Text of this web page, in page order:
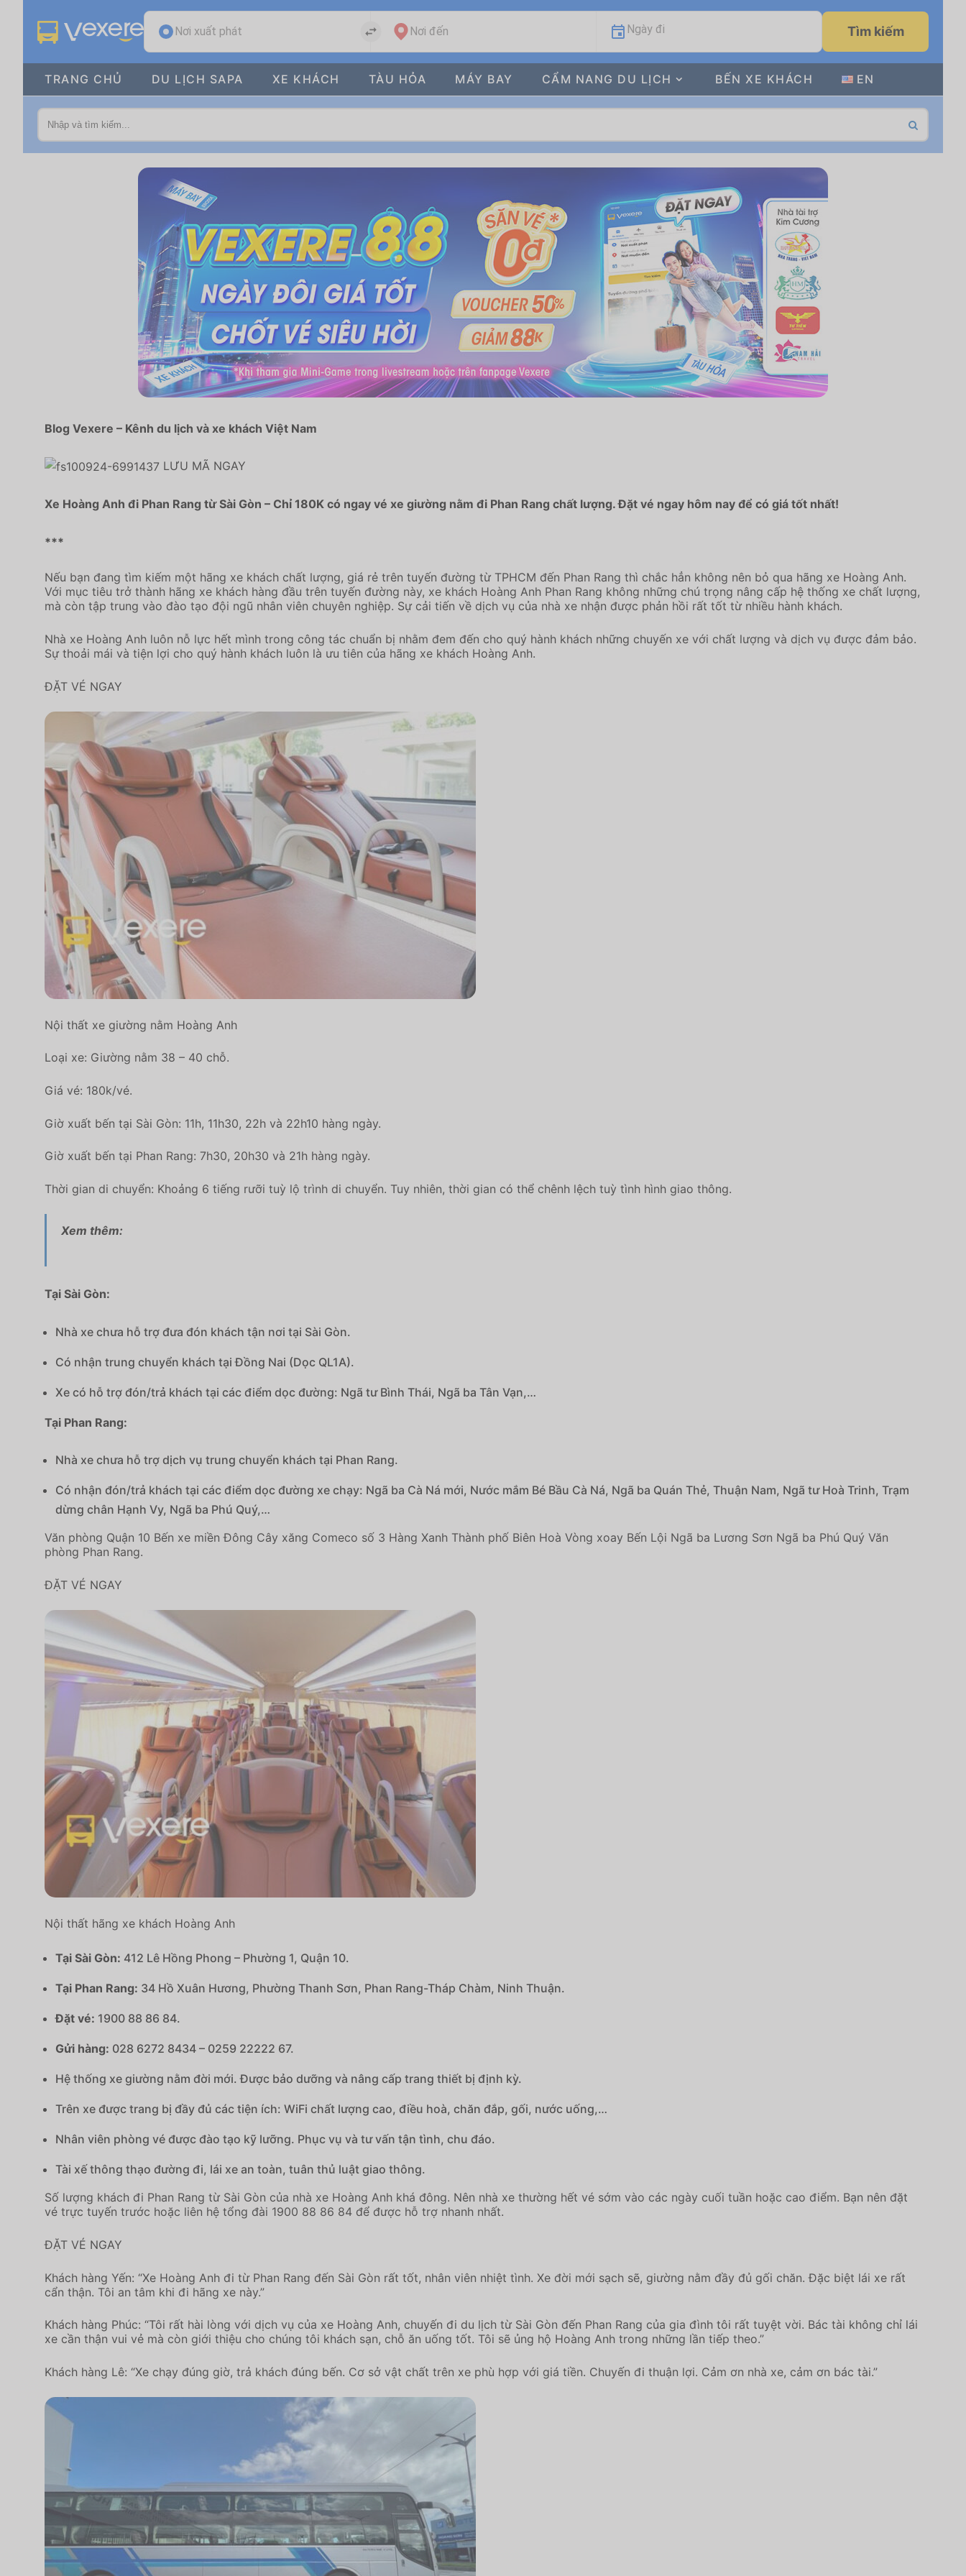
Nơi xuất phát Nơi đến Ngày đi Tìm kiếm
TRANG CHỦ DU LỊCH SAPA XE KHÁCH TÀU HỎA MÁY BAY CẨM NANG DU LỊCH BẾN XE KHÁCH EN
Blog Vexere – Kênh du lịch và xe khách Việt Nam
LƯU MÃ NGAY
Xe Hoàng Anh đi Phan Rang từ Sài Gòn – Chỉ 180K có ngay vé xe giường nằm đi Phan Rang chất lượng. Đặt vé ngay hôm nay để có giá tốt nhất!
***
Nếu bạn đang tìm kiếm một hãng xe khách chất lượng, giá rẻ trên tuyến đường từ TPHCM đến Phan Rang thì chắc hẳn không nên bỏ qua hãng xe Hoàng Anh.
Với mục tiêu trở thành hãng xe khách hàng đầu trên tuyến đường này, xe khách Hoàng Anh Phan Rang không những chú trọng nâng cấp hệ thống xe chất lượng,
mà còn tập trung vào đào tạo đội ngũ nhân viên chuyên nghiệp. Sự cải tiến về dịch vụ của nhà xe nhận được phản hồi rất tốt từ nhiều hành khách.
Nhà xe Hoàng Anh luôn nỗ lực hết mình trong công tác chuẩn bị nhằm đem đến cho quý hành khách những chuyến xe với chất lượng và dịch vụ được đảm bảo.
Sự thoải mái và tiện lợi cho quý hành khách luôn là ưu tiên của hãng xe khách Hoàng Anh.
ĐẶT VÉ NGAY
Nội thất xe giường nằm Hoàng Anh
Loại xe: Giường nằm 38 – 40 chỗ.
Giá vé: 180k/vé.
Giờ xuất bến tại Sài Gòn: 11h, 11h30, 22h và 22h10 hàng ngày.
Giờ xuất bến tại Phan Rang: 7h30, 20h30 và 21h hàng ngày.
Thời gian di chuyển: Khoảng 6 tiếng rưỡi tuỳ lộ trình di chuyển. Tuy nhiên, thời gian có thể chênh lệch tuỳ tình hình giao thông.
Xem thêm:
Tại Sài Gòn:
Nhà xe chưa hỗ trợ đưa đón khách tận nơi tại Sài Gòn.
Có nhận trung chuyển khách tại Đồng Nai (Dọc QL1A).
Xe có hỗ trợ đón/trả khách tại các điểm dọc đường: Ngã tư Bình Thái, Ngã ba Tân Vạn,…
Tại Phan Rang:
Nhà xe chưa hỗ trợ dịch vụ trung chuyển khách tại Phan Rang.
Có nhận đón/trả khách tại các điểm dọc đường xe chạy: Ngã ba Cà Ná mới, Nước mắm Bé Bầu Cà Ná, Ngã ba Quán Thẻ, Thuận Nam, Ngã tư Hoà Trinh, Trạm
dừng chân Hạnh Vy, Ngã ba Phú Quý,…
Văn phòng Quận 10 Bến xe miền Đông Cây xăng Comeco số 3 Hàng Xanh Thành phố Biên Hoà Vòng xoay Bến Lội Ngã ba Lương Sơn Ngã ba Phú Quý Văn
phòng Phan Rang.
ĐẶT VÉ NGAY
Nội thất hãng xe khách Hoàng Anh
Tại Sài Gòn: 412 Lê Hồng Phong – Phường 1, Quận 10.
Tại Phan Rang: 34 Hồ Xuân Hương, Phường Thanh Sơn, Phan Rang-Tháp Chàm, Ninh Thuận.
Đặt vé: 1900 88 86 84.
Gửi hàng: 028 6272 8434 – 0259 22222 67.
Hệ thống xe giường nằm đời mới. Được bảo dưỡng và nâng cấp trang thiết bị định kỳ.
Trên xe được trang bị đầy đủ các tiện ích: WiFi chất lượng cao, điều hoà, chăn đắp, gối, nước uống,…
Nhân viên phòng vé được đào tạo kỹ lưỡng. Phục vụ và tư vấn tận tình, chu đáo.
Tài xế thông thạo đường đi, lái xe an toàn, tuân thủ luật giao thông.
Số lượng khách đi Phan Rang từ Sài Gòn của nhà xe Hoàng Anh khá đông. Nên nhà xe thường hết vé sớm vào các ngày cuối tuần hoặc cao điểm. Bạn nên đặt
vé trực tuyến trước hoặc liên hệ tổng đài 1900 88 86 84 để được hỗ trợ nhanh nhất.
ĐẶT VÉ NGAY
Khách hàng Yến: “Xe Hoàng Anh đi từ Phan Rang đến Sài Gòn rất tốt, nhân viên nhiệt tình. Xe đời mới sạch sẽ, giường nằm đầy đủ gối chăn. Đặc biệt lái xe rất
cẩn thận. Tôi an tâm khi đi hãng xe này.”
Khách hàng Phúc: “Tôi rất hài lòng với dịch vụ của xe Hoàng Anh, chuyến đi du lịch từ Sài Gòn đến Phan Rang của gia đình tôi rất tuyệt vời. Bác tài không chỉ lái
xe cần thận vui vẻ mà còn giới thiệu cho chúng tôi khách sạn, chỗ ăn uống tốt. Tôi sẽ ủng hộ Hoàng Anh trong những lần tiếp theo.”
Khách hàng Lê: “Xe chạy đúng giờ, trả khách đúng bến. Cơ sở vật chất trên xe phù hợp với giá tiền. Chuyến đi thuận lợi. Cảm ơn nhà xe, cảm ơn bác tài.”